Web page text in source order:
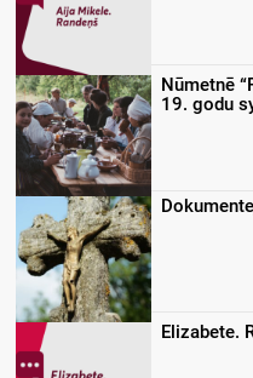
Nūmetnē
19. godu
Elizabete.